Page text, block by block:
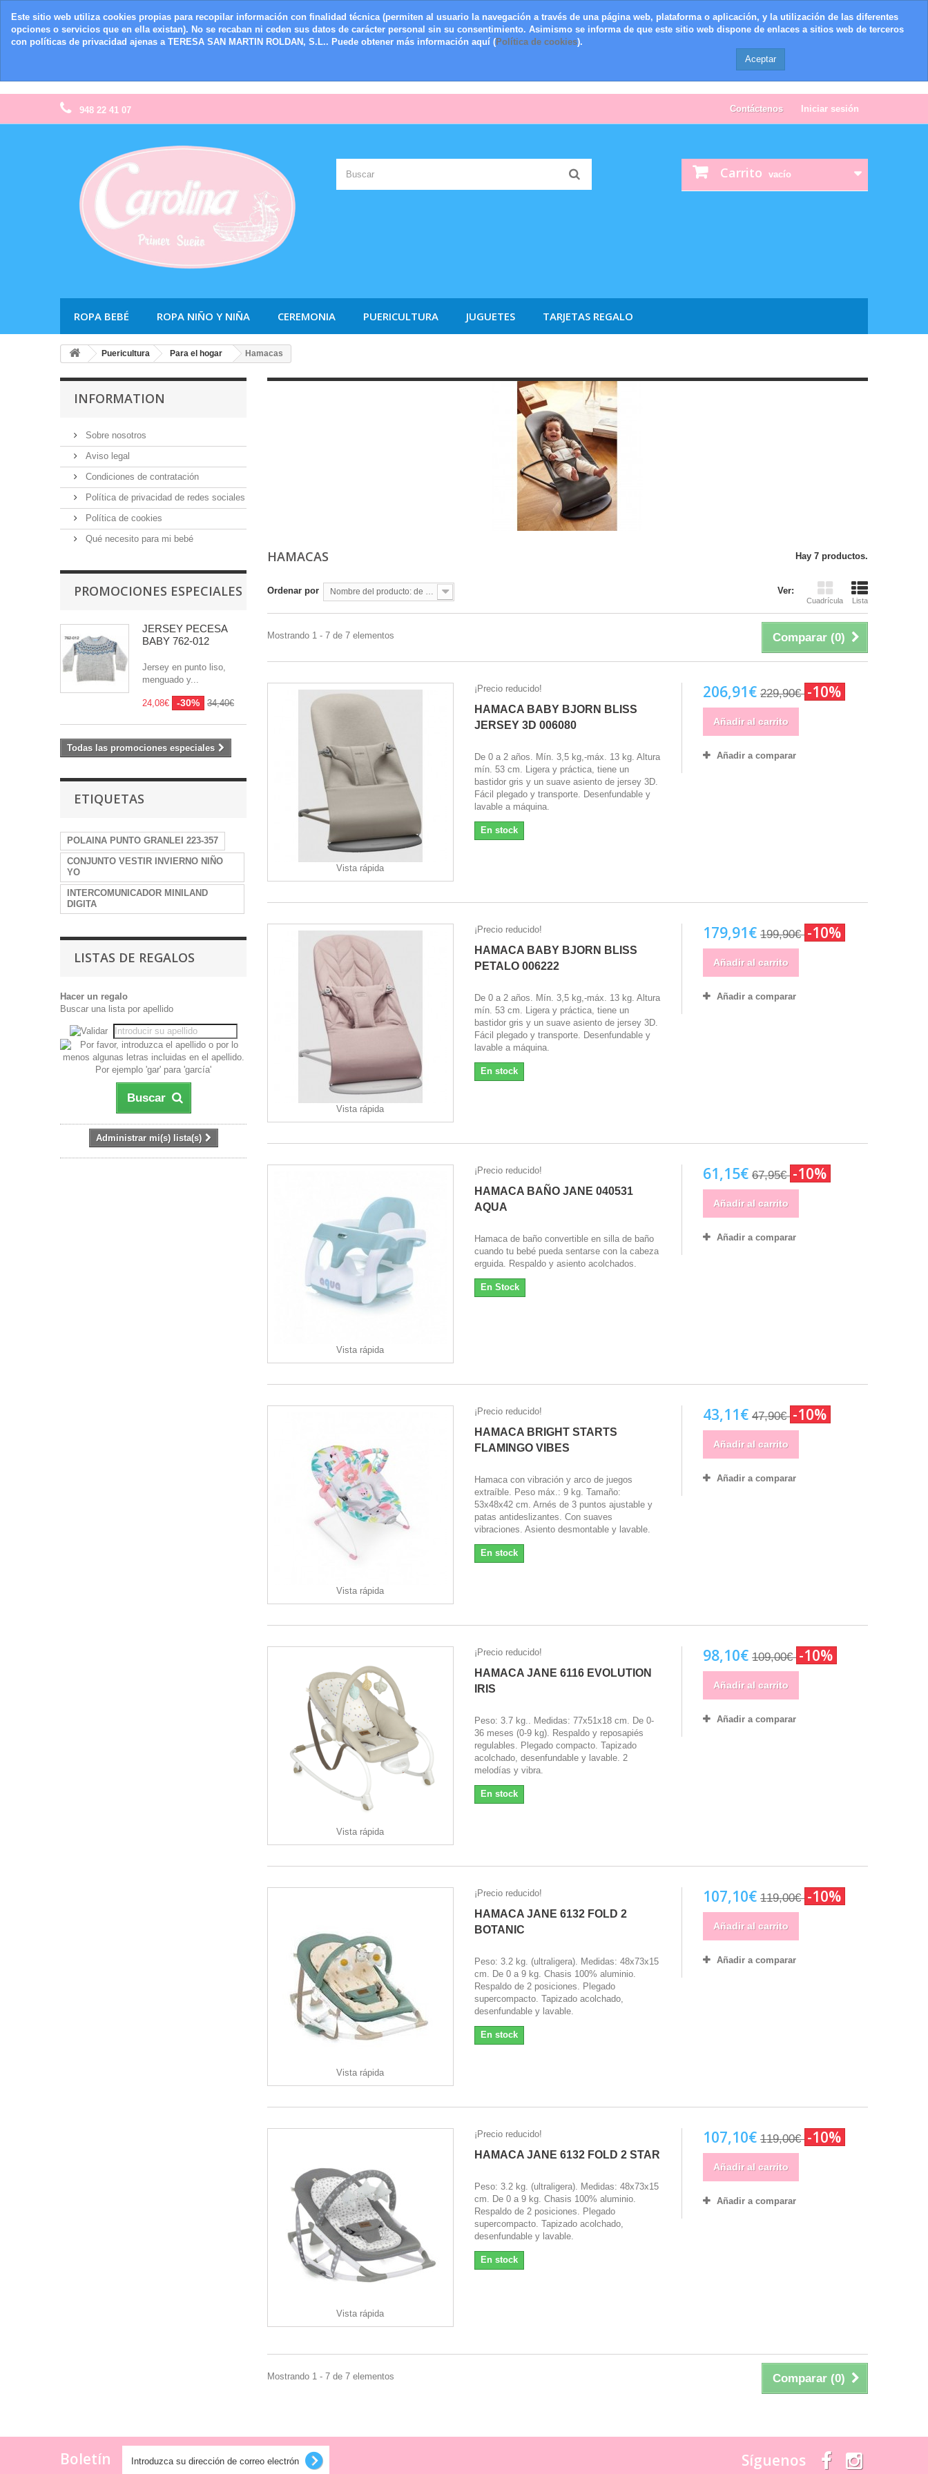
Este sitio web utiliza cookies propias para recopilar información con finalidad técnica (permiten al usuario la navegación a través de una página web, plataforma o aplicación, y la utilización de las diferentes
opciones o servicios que en ella existan). No se recaban ni ceden sus datos de carácter personal sin su consentimiento. Asimismo se informa de que este sitio web dispone de enlaces a sitios web de terceros
con políticas de privacidad ajenas a TERESA SAN MARTIN ROLDAN, S.L.. Puede obtener más información aquí (Política de cookies).
Aceptar
Iniciar sesión
Contáctenos
948 22 41 07
Carrito vacío
ROPA BEBÉ ROPA NIÑO Y NIÑA CEREMONIA PUERICULTURA JUGUETES TARJETAS REGALO
Puericultura Para el hogar Hamacas
INFORMATION
Sobre nosotros
Aviso legal
Condiciones de contratación
Política de privacidad de redes sociales
Política de cookies
Qué necesito para mi bebé
PROMOCIONES ESPECIALES
JERSEY PECESA
BABY 762-012
Jersey en punto liso,
menguado y...
24,08€ -30% 34,40€
Todas las promociones especiales
ETIQUETAS
POLAINA PUNTO GRANLEI 223-357
CONJUNTO VESTIR INVIERNO NIÑO
YO
INTERCOMUNICADOR MINILAND
DIGITA
LISTAS DE REGALOS
Hacer un regalo
Buscar una lista por apellido
Buscar
Administrar mi(s) lista(s)
HAMACAS Hay 7 productos.
Ver:
Cuadrícula Lista
Ordenar por Nombre del producto: de la A a la Z
Comparar (0)
Mostrando 1 - 7 de 7 elementos
Vista rápida
¡Precio reducido!
HAMACA BABY BJORN BLISS
JERSEY 3D 006080
De 0 a 2 años. Mín. 3,5 kg,-máx. 13 kg. Altura
mín. 53 cm. Ligera y práctica, tiene un
bastidor gris y un suave asiento de jersey 3D.
Fácil plegado y transporte. Desenfundable y
lavable a máquina.
En stock
206,91€ 229,90€ -10%
Añadir al carrito
Añadir a comparar
Vista rápida
¡Precio reducido!
HAMACA BABY BJORN BLISS
PETALO 006222
De 0 a 2 años. Mín. 3,5 kg,-máx. 13 kg. Altura
mín. 53 cm. Ligera y práctica, tiene un
bastidor gris y un suave asiento de jersey 3D.
Fácil plegado y transporte. Desenfundable y
lavable a máquina.
En stock
179,91€ 199,90€ -10%
Añadir al carrito
Añadir a comparar
Vista rápida
¡Precio reducido!
HAMACA BAÑO JANE 040531
AQUA
Hamaca de baño convertible en silla de baño
cuando tu bebé pueda sentarse con la cabeza
erguida. Respaldo y asiento acolchados.
En Stock
61,15€ 67,95€ -10%
Añadir al carrito
Añadir a comparar
Vista rápida
¡Precio reducido!
HAMACA BRIGHT STARTS
FLAMINGO VIBES
Hamaca con vibración y arco de juegos
extraíble. Peso máx.: 9 kg. Tamaño:
53x48x42 cm. Arnés de 3 puntos ajustable y
patas antideslizantes. Con suaves
vibraciones. Asiento desmontable y lavable.
En stock
43,11€ 47,90€ -10%
Añadir al carrito
Añadir a comparar
Vista rápida
¡Precio reducido!
HAMACA JANE 6116 EVOLUTION
IRIS
Peso: 3.7 kg.. Medidas: 77x51x18 cm. De 0-
36 meses (0-9 kg). Respaldo y reposapiés
regulables. Plegado compacto. Tapizado
acolchado, desenfundable y lavable. 2
melodías y vibra.
En stock
98,10€ 109,00€ -10%
Añadir al carrito
Añadir a comparar
Vista rápida
¡Precio reducido!
HAMACA JANE 6132 FOLD 2
BOTANIC
Peso: 3.2 kg. (ultraligera). Medidas: 48x73x15
cm. De 0 a 9 kg. Chasis 100% aluminio.
Respaldo de 2 posiciones. Plegado
supercompacto. Tapizado acolchado,
desenfundable y lavable.
En stock
107,10€ 119,00€ -10%
Añadir al carrito
Añadir a comparar
Vista rápida
¡Precio reducido!
HAMACA JANE 6132 FOLD 2 STAR
Peso: 3.2 kg. (ultraligera). Medidas: 48x73x15
cm. De 0 a 9 kg. Chasis 100% aluminio.
Respaldo de 2 posiciones. Plegado
supercompacto. Tapizado acolchado,
desenfundable y lavable.
En stock
107,10€ 119,00€ -10%
Añadir al carrito
Añadir a comparar
Comparar (0)
Mostrando 1 - 7 de 7 elementos
Boletín Síguenos